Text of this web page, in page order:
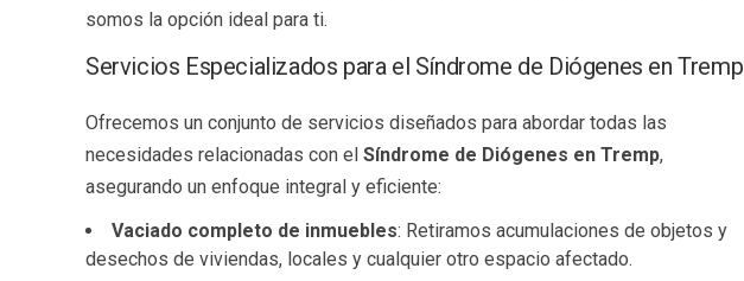
somos la opción ideal para ti.
Servicios Especializados para el Síndrome de Diógenes en Tremp
Ofrecemos un conjunto de servicios diseñados para abordar todas las
necesidades relacionadas con el Síndrome de Diógenes en Tremp,
asegurando un enfoque integral y eficiente:
Vaciado completo de inmuebles: Retiramos acumulaciones de objetos y
desechos de viviendas, locales y cualquier otro espacio afectado.